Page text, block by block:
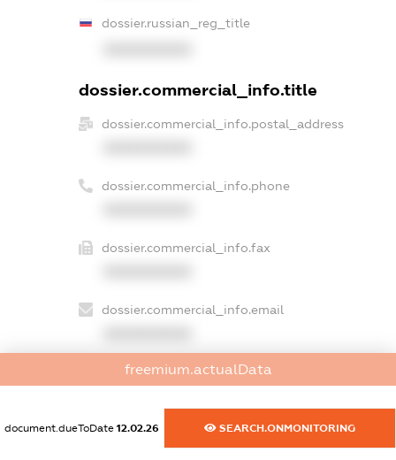
dossier.russian_reg_title
dossier.commercial_info.title
dossier.commercial_info.postal_address
dossier.commercial_info.phone
dossier.commercial_info.fax
dossier.commercial_info.email
dossier.commercial_info.website
dossier.commercial_info.activity
freemium.actualData
document.dueToDate 12.02.26 SEARCH.ONMONITORING